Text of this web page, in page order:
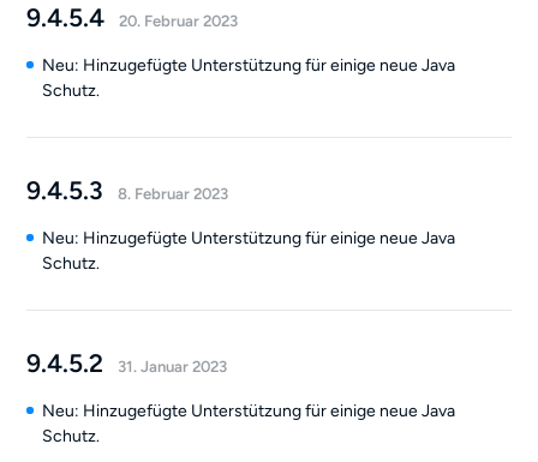
9.4.5.4 20. Februar 2023
Neu: Hinzugefügte Unterstützung für einige neue Java
Schutz.
9.4.5.3 8. Februar 2023
Neu: Hinzugefügte Unterstützung für einige neue Java
Schutz.
9.4.5.2 31. Januar 2023
Neu: Hinzugefügte Unterstützung für einige neue Java
Schutz.